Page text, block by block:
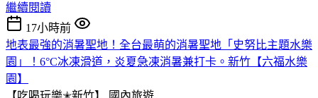
繼續閱讀
17小時前
地表最強的消暑聖地！全台最萌的消暑聖地「史努比主題水樂
園」！6°C冰凍滑道，炎夏急凍消暑兼打卡。新竹【六福水樂
園】
【吃喝玩樂✭新竹】
國內旅遊